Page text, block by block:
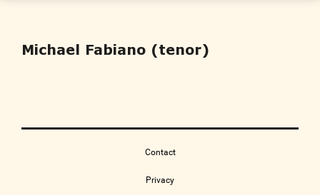
Michael Fabiano (tenor)
Contact
Privacy